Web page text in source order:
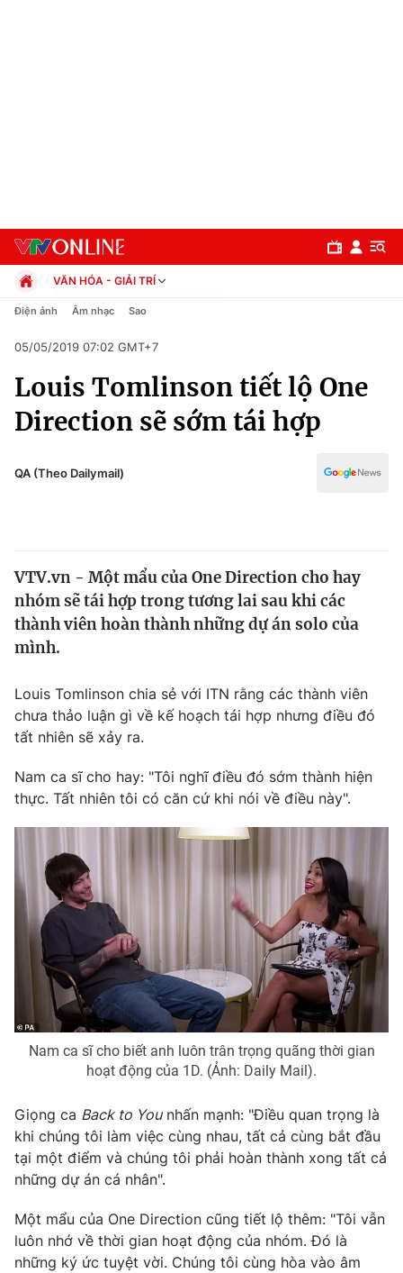
Chuyên mục
Chính trị
Thế giới
Tin tức
Thế giới đó đây
Câu chuyện quốc tế
Tài chính
Thị trường
Góc doanh nghiệp
Dữ liệu và đời sống
Truyền hình
Phim VTV
Hậu trường
Nhân vật
Khán giả
Giải sao mai
Giải trí
Điện ảnh
Âm nhạc
Sao
Đời sống
Du lịch
Làm đẹp
Chất lượng cuộc sống
Giáo dục
Tuyển sinh
Học trực tuyến
Công nghệ
Hitech Công nghệ tương lai
Sản phẩm
Tư vấn
Giao lưu trực tuyến
Chuyên mục khác
Emagazine
Photo Infographic
VĂN HÓA - GIẢI TRÍ
Chính trị
Pháp luật
Kinh tế
Thể thao
Truyền hình
Y tế
Điện ảnh Âm nhạc Sao
05/05/2019 07:02 GMT+7
Louis Tomlinson tiết lộ One
Direction sẽ sớm tái hợp
QA (Theo Dailymail)
VTV.vn - Một mẩu của One Direction cho hay
nhóm sẽ tái hợp trong tương lai sau khi các
thành viên hoàn thành những dự án solo của
mình.
Louis Tomlinson chia sẻ với ITN rằng các thành viên
chưa thảo luận gì về kế hoạch tái hợp nhưng điều đó
tất nhiên sẽ xảy ra.
Nam ca sĩ cho hay: "Tôi nghĩ điều đó sớm thành hiện
thực. Tất nhiên tôi có căn cứ khi nói về điều này".
Nam ca sĩ cho biết anh luôn trân trọng quãng thời gian
hoạt động của 1D. (Ảnh: Daily Mail).
Giọng ca Back to Younhấn mạnh: "Điều quan trọng là
khi chúng tôi làm việc cùng nhau, tất cả cùng bắt đầu
tại một điểm và chúng tôi phải hoàn thành xong tất cả
những dự án cá nhân".
Một mẩu của One Direction cũng tiết lộ thêm: "Tôi vẫn
luôn nhớ về thời gian hoạt động của nhóm. Đó là
những ký ức tuyệt vời. Chúng tôi cùng hòa vào âm